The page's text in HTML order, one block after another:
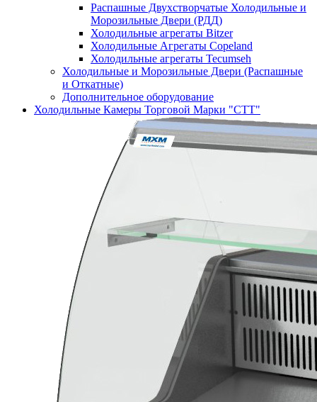
Распашные Двухстворчатые Холодильные и
Морозильные Двери (РДД)
Холодильные агрегаты Bitzer
Холодильные Агрегаты Copeland
Холодильные агрегаты Tecumseh
Холодильные и Морозильные Двери (Распашные
и Откатные)
Дополнительное оборудование
Холодильные Камеры Торговой Марки "СТТ"